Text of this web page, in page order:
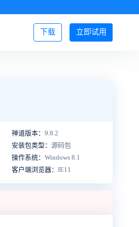
立即试用
下载 登录/注册
禅道版本： 9.8.2
安装包类型： 源码包
操作系统： Windows 8.1
客户端浏览器： IE11